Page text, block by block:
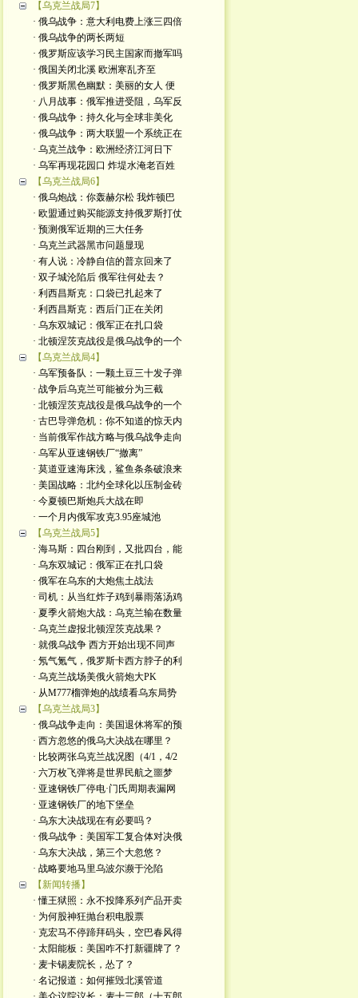
【乌克兰战局7】
· 俄乌战争：意大利电费上涨三四倍
· 俄乌战争的两长两短
· 俄罗斯应该学习民主国家而撤军吗
· 俄国关闭北溪 欧洲寒乱齐至
· 俄罗斯黑色幽默：美丽的女人 便
· 八月战事：俄军推进受阻，乌军反
· 俄乌战争：持久化与全球非美化
· 俄乌战争：两大联盟一个系统正在
· 乌克兰战争：欧洲经济江河日下
· 乌军再现花园口 炸堤水淹老百姓
【乌克兰战局6】
· 俄乌炮战：你轰赫尔松 我炸顿巴
· 欧盟通过购买能源支持俄罗斯打仗
· 预测俄军近期的三大任务
· 乌克兰武器黑市问题显现
· 有人说：冷静自信的普京回来了
· 双子城沦陷后 俄军往何处去？
· 利西昌斯克：口袋已扎起来了
· 利西昌斯克：西后门正在关闭
· 乌东双城记：俄军正在扎口袋
· 北顿涅茨克战役是俄乌战争的一个
【乌克兰战局4】
· 乌军预备队：一颗土豆三十发子弹
· 战争后乌克兰可能被分为三截
· 北顿涅茨克战役是俄乌战争的一个
· 古巴导弹危机：你不知道的惊天内
· 当前俄军作战方略与俄乌战争走向
· 乌军从亚速钢铁厂“撤离”
· 莫道亚速海床浅，鲨鱼条条破浪来
· 美国战略：北约全球化以压制金砖
· 今夏顿巴斯炮兵大战在即
· 一个月内俄军攻克3.95座城池
【乌克兰战局5】
· 海马斯：四台刚到，又批四台，能
· 乌东双城记：俄军正在扎口袋
· 俄军在乌东的大炮焦土战法
· 司机：从当红炸子鸡到暴雨落汤鸡
· 夏季火箭炮大战：乌克兰输在数量
· 乌克兰虚报北顿涅茨克战果？
· 就俄乌战争 西方开始出现不同声
· 氖气氪气，俄罗斯卡西方脖子的利
· 乌克兰战场美俄火箭炮大PK
· 从M777榴弹炮的战绩看乌东局势
【乌克兰战局3】
· 俄乌战争走向：美国退休将军的预
· 西方忽悠的俄乌大决战在哪里？
· 比较两张乌克兰战况图（4/1，4/2
· 六万枚飞弹将是世界民航之噩梦
· 亚速钢铁厂停电·门氏周期表漏网
· 亚速钢铁厂的地下堡垒
· 乌东大决战现在有必要吗？
· 俄乌战争：美国军工复合体对决俄
· 乌东大决战，第三个大忽悠？
· 战略要地马里乌波尔濒于沦陷
【新闻转播】
· 懂王狱照：永不投降系列产品开卖
· 为何股神狂抛台积电股票
· 克宏马不停蹄拜码头，空巴春风得
· 太阳能板：美国咋不打新疆牌了？
· 麦卡锡麦院长，怂了？
· 名记报道：如何摧毁北溪管道